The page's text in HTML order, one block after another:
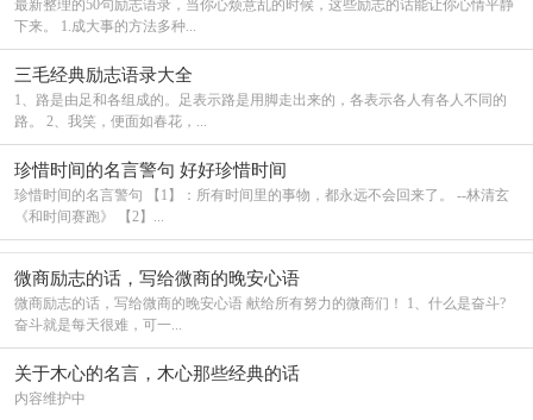
最新整理的50句励志语录，当你心烦意乱的时候，这些励志的话能让你心情平静
下来。 1.成大事的方法多种...
三毛经典励志语录大全
1、路是由足和各组成的。足表示路是用脚走出来的，各表示各人有各人不同的
路。 2、我笑，便面如春花，...
珍惜时间的名言警句 好好珍惜时间
珍惜时间的名言警句 【1】：所有时间里的事物，都永远不会回来了。 --林清玄
《和时间赛跑》 【2】...
微商励志的话，写给微商的晚安心语
微商励志的话，写给微商的晚安心语 献给所有努力的微商们！ 1、什么是奋斗?
奋斗就是每天很难，可一...
关于木心的名言，木心那些经典的话
内容维护中